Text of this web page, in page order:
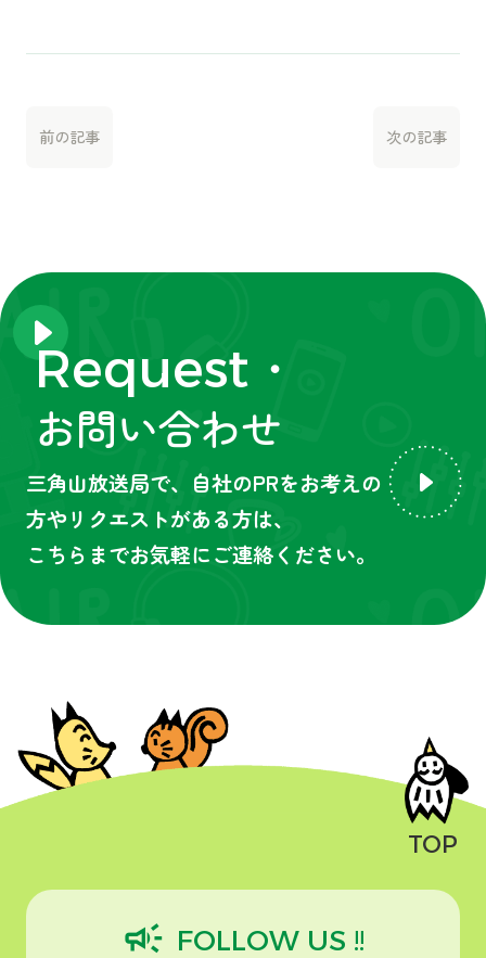
前の記事 次の記事
TOP
Request・
お問い合わせ
三角山放送局で、自社のPRをお考えの
方やリクエストがある方は、
こちらまでお気軽にご連絡ください。
campaign FOLLOW US !!